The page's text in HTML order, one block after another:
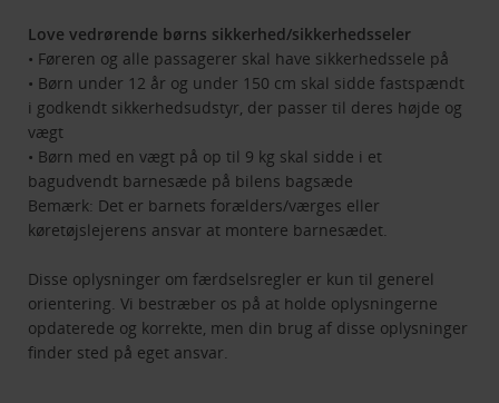
Love vedrørende børns sikkerhed/sikkerhedsseler
• Føreren og alle passagerer skal have sikkerhedssele på
• Børn under 12 år og under 150 cm skal sidde fastspændt
i godkendt sikkerhedsudstyr, der passer til deres højde og
vægt
• Børn med en vægt på op til 9 kg skal sidde i et
bagudvendt barnesæde på bilens bagsæde
Bemærk: Det er barnets forælders/værges eller
køretøjslejerens ansvar at montere barnesædet.
Disse oplysninger om færdselsregler er kun til generel
orientering. Vi bestræber os på at holde oplysningerne
opdaterede og korrekte, men din brug af disse oplysninger
finder sted på eget ansvar.